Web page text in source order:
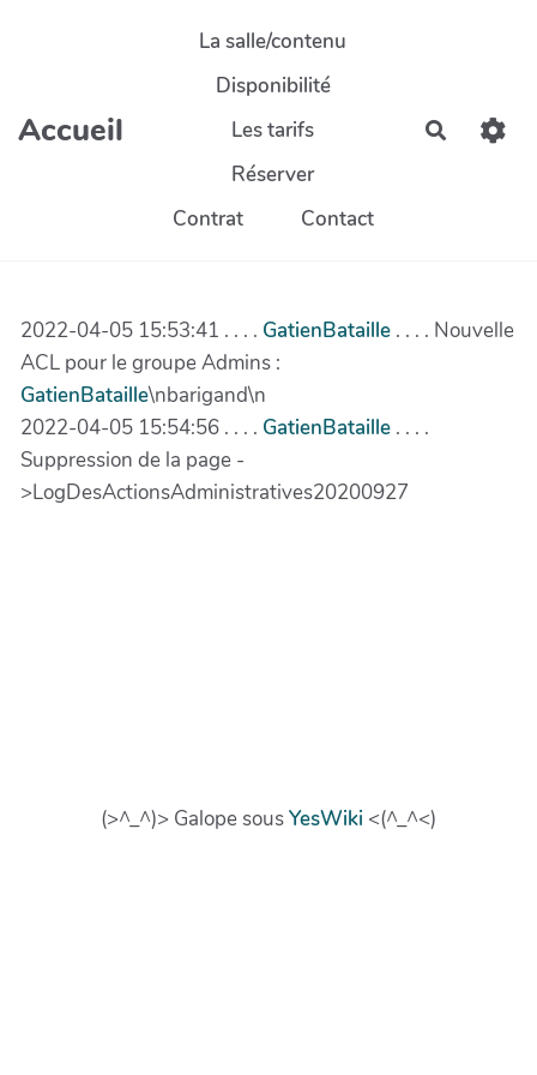
Aller au contenu principal
Accueil
La salle/contenu
Disponibilité
Les tarifs
Réserver
Contrat
Contact
2022-04-05 15:53:41 . . . . GatienBataille . . . . Nouvelle
ACL pour le groupe Admins :
GatienBataille\nbarigand\n
2022-04-05 15:54:56 . . . . GatienBataille . . . .
Suppression de la page -
>LogDesActionsAdministratives20200927
(>^_^)> Galope sousYesWiki <(^_^<)